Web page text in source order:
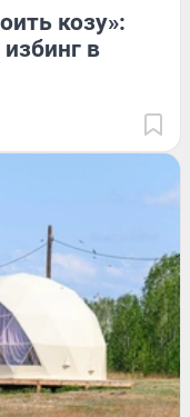
козу»:
в